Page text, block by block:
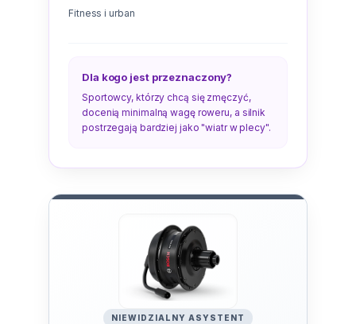
Fitness i urban
Dla kogo jest przeznaczony?
Sportowcy, którzy chcą się zmęczyć,
docenią minimalną wagę roweru, a silnik
postrzegają bardziej jako "wiatr w plecy".
NIEWIDZIALNY ASYSTENT